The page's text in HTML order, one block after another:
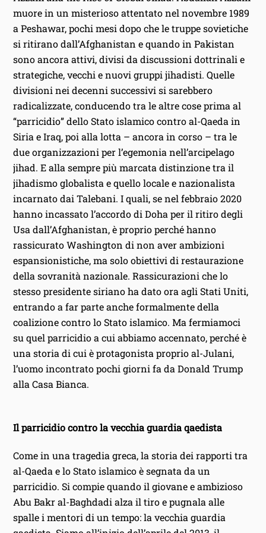
muore in un misterioso attentato nel novembre 1989
a Peshawar, pochi mesi dopo che le truppe sovietiche
si ritirano dall’Afghanistan e quando in Pakistan
sono ancora attivi, divisi da discussioni dottrinali e
strategiche, vecchi e nuovi gruppi jihadisti. Quelle
divisioni nei decenni successivi si sarebbero
radicalizzate, conducendo tra le altre cose prima al
“parricidio” dello Stato islamico contro al-Qaeda in
Siria e Iraq, poi alla lotta – ancora in corso – tra le
due organizzazioni per l’egemonia nell’arcipelago
jihad. E alla sempre più marcata distinzione tra il
jihadismo globalista e quello locale e nazionalista
incarnato dai Talebani. I quali, se nel febbraio 2020
hanno incassato l’accordo di Doha per il ritiro degli
Usa dall’Afghanistan, è proprio perché hanno
rassicurato Washington di non aver ambizioni
espansionistiche, ma solo obiettivi di restaurazione
della sovranità nazionale. Rassicurazioni che lo
stesso presidente siriano ha dato ora agli Stati Uniti,
entrando a far parte anche formalmente della
coalizione contro lo Stato islamico. Ma fermiamoci
su quel parricidio a cui abbiamo accennato, perché è
una storia di cui è protagonista proprio al-Julani,
l’uomo incontrato pochi giorni fa da Donald Trump
alla Casa Bianca.
Il parricidio contro la vecchia guardia qaedista
Come in una tragedia greca, la storia dei rapporti tra
al-Qaeda e lo Stato islamico è segnata da un
parricidio. Si compie quando il giovane e ambizioso
Abu Bakr al-Baghdadi alza il tiro e pugnala alle
spalle i mentori di un tempo: la vecchia guardia